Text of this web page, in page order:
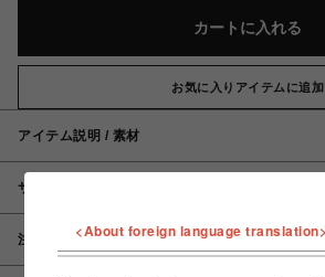
カートに入れる
お気に入りアイテムに追加
アイテム説明 / 素材
サイズ
注意事項 <About foreign language translation>